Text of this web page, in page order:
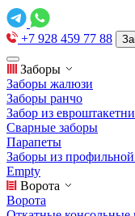
+7 928 459 77 88
Заборы
Заборы жалюзи
Заборы ранчо
Забор из
Сварные заборы
Парапеты
Заборы из
Empty
Ворота
Ворота